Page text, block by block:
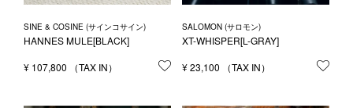
SINE & COSINE (サインコサイン)
HANNES MULE[BLACK]
¥ 107,800 お気に入りに登録する
SALOMON (サロモン)
XT-WHISPER[L-GRAY]
¥23,100